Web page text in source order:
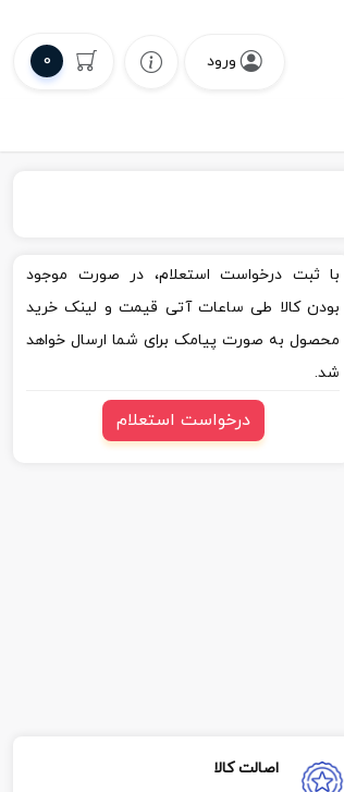
ورود 0
با ثبت درخواست استعلام، در صورت موجود
بودن کالا طی ساعات آتی قیمت و لینک خرید
محصول به صورت پیامک برای شما ارسال خواهد
شد.
درخواست استعلام
اصالت کالا